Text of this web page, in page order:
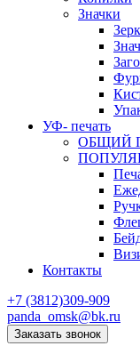
Значки
УФ- печать
ОБЩИЙ
Контакты
+7 (3812)309-909
panda_omsk@bk.ru
Заказать звонок